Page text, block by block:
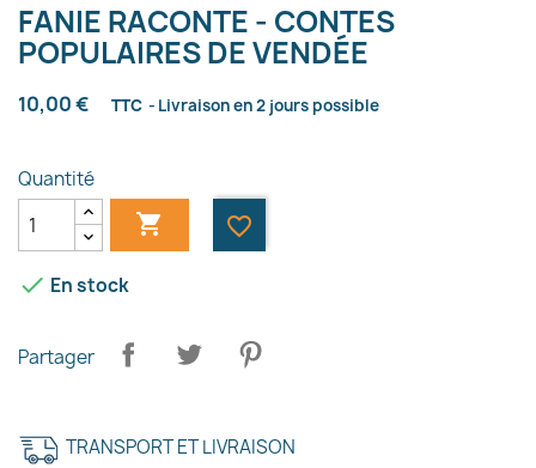
FANIE RACONTE - CONTES
POPULAIRES DE VENDÉE
10,00 € TTC Livraison en 2 jours possible
Quantité
 favorite_border
 En stock
Partager
TRANSPORT ET LIVRAISON